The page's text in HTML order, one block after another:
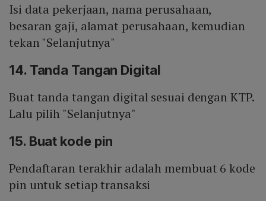
Isi data pekerjaan, nama perusahaan,
besaran gaji, alamat perusahaan, kemudian
tekan "Selanjutnya"
14. Tanda Tangan Digital
Buat tanda tangan digital sesuai dengan KTP.
Lalu pilih "Selanjutnya"
15. Buat kode pin
Pendaftaran terakhir adalah membuat 6 kode
pin untuk setiap transaksi